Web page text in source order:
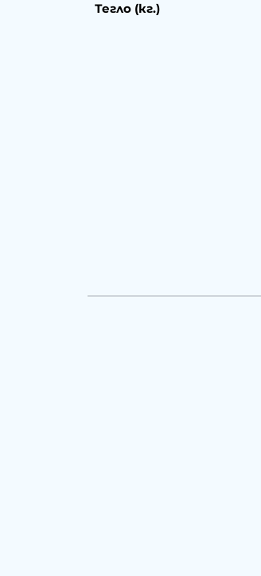
Тегло (кг.)